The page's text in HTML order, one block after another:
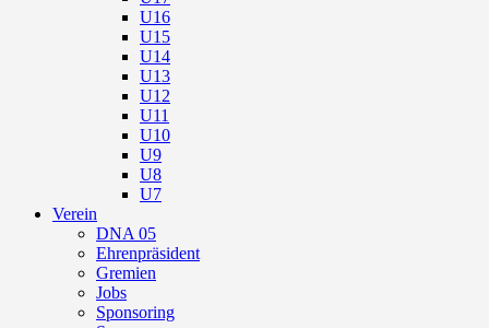
U16
U15
U14
U13
U12
U11
U10
U9
U8
U7
Verein
DNA 05
Ehrenpräsident
Gremien
Jobs
Sponsoring